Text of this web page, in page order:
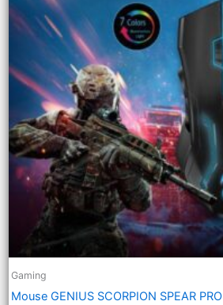
Gaming
Mouse GENIUS SCORPION SPEAR PRO